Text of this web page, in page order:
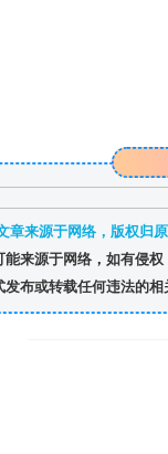
章来源于网络，版权归
来源于网络，如有侵
布或转载任何违法的